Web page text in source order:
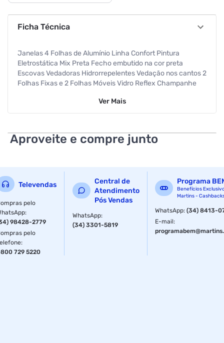
Ficha Técnica
Janelas 4 Folhas de Alumínio Linha Confort Pintura
Eletrostática Mix Preta Fecho embutido na cor preta
Escovas Vedadoras Hidrorrepelentes Vedação nos cantos 2
Folhas Fixas e 2 Folhas Móveis Vidro Reflex Champanhe
Atende NBR10821 Garantia de 5 anos contra defeitos de
Ver Mais
Aproveite e compre junto
Televendas
pelo
:
98428-2779
pelo
:
729 5220
Central de
Atendimento
Pós Vendas
WhatsApp:
(34) 3301-5819
Programa
Benefícios
Martins -
WhatsApp:(34) 8413-
E-mail: